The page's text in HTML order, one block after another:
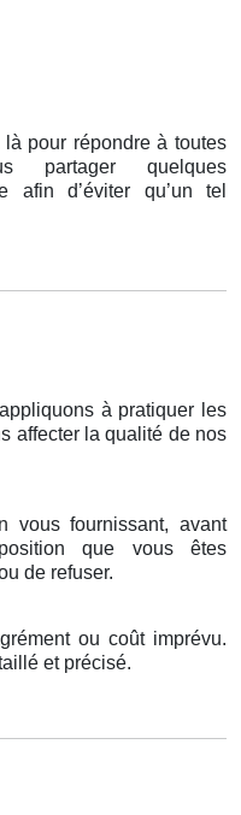
pour répondre à toutes
partager quelques
afin d’éviter qu’un tel
à pratiquer les
affecter la qualité de nos
vous fournissant, avant
que vous êtes
de refuser.
ou coût imprévu.
et précisé.